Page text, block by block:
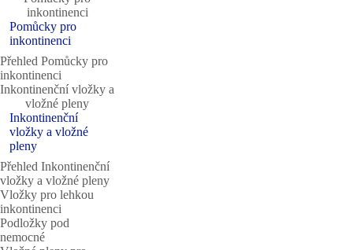
inkontinenci
Pomůcky pro
inkontinenci
Přehled Pomůcky pro
inkontinenci
Inkontinenční vložky a
vložné pleny
Inkontinenční
vložky a vložné
pleny
Přehled Inkontinenční
vložky a vložné pleny
Vložky pro lehkou
inkontinenci
Podložky pod
nemocné